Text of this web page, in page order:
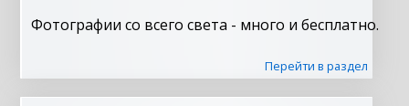
Фотографии со всего света - много и бесплатно.
Перейти в раздел